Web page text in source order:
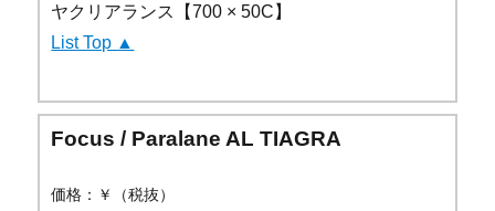
ヤクリアランス【700 × 50C】
List Top ▲
Focus / Paralane AL TIAGRA
価格：￥（税抜）